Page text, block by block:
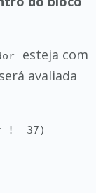
esteja com
será avaliada
!= 37)